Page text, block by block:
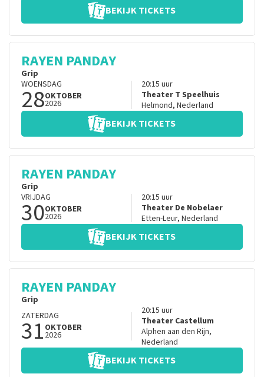
BEKIJK TICKETS
RAYEN PANDAY
Grip
WOENSDAG
28OKTOBER
2026
20:15 uur
Theater T Speelhuis
Helmond, Nederland
BEKIJK TICKETS
RAYEN PANDAY
Grip
VRIJDAG
30OKTOBER
2026
20:15 uur
Theater De Nobelaer
Etten-Leur, Nederland
BEKIJK TICKETS
RAYEN PANDAY
Grip
ZATERDAG
31 OKTOBER
2026
20:15 uur
Theater Castellum
Alphen aan den Rijn,
Nederland
BEKIJK TICKETS